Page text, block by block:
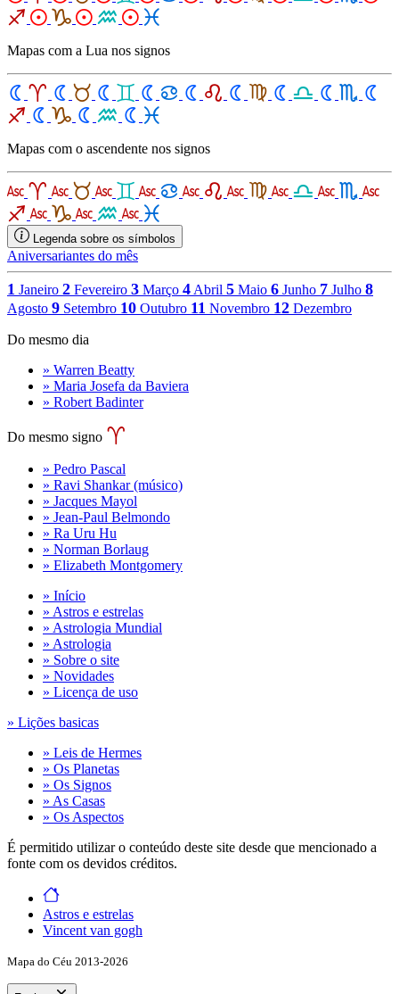
Mapas com a Lua nos signos
Mapas com o ascendente nos signos
Legenda sobre os símbolos
Aniversariantes do mês
1 Janeiro 2 Fevereiro 3 Março 4Abril 5 Maio 6 Junho 7 Julho 8
Agosto 9 Setembro 10 Outubro 11 Novembro 12 Dezembro
Do mesmo dia
» Warren Beatty
» Maria Josefa da Baviera
» Robert Badinter
Do mesmo signo
» Pedro Pascal
» Ravi Shankar (músico)
» Jacques Mayol
» Jean-Paul Belmondo
» Ra Uru Hu
» Norman Borlaug
» Elizabeth Montgomery
» Início
» Astros e estrelas
» Astrologia Mundial
» Astrologia
» Sobre o site
» Novidades
» Licença de uso
» Lições basicas
» Leis de Hermes
» Os Planetas
» Os Signos
» As Casas
» Os Aspectos
É permitido utilizar o conteúdo deste site desde que mencionado a
fonte com os devidos créditos.
Astros e estrelas
Vincent van gogh
Mapa do Céu 2013-2026